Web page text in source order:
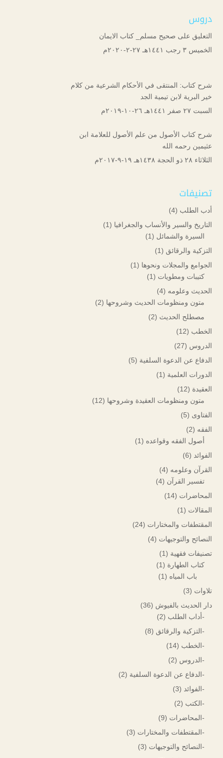
دروس
التعليق على صحيح مسلم_ كتاب الايمان
الخميس ۳ رجب ۱٤٤۱هـ ۲۷-۲-۲۰۲۰م
شرح كتاب: المنتقى في الأحكام الشرعية من كلام
خير البرية لابن تيمية الجد
السبت ۲۷ صفر ۱٤٤۱هـ ۲٦-۱۰-۲۰۱۹م
شرح كتاب الأصول من علم الأصول للعلامة ابن
عثيمين رحمه الله
الثلاثاء ۲۸ ذو الحجة ۱٤۳۸هـ ۱۹-۹-۲۰۱۷م
تصنيفات
أدب الطلب (4)
التاريخ والسير والأنساب والجغرافيا (1)
السيرة والشمائل (1)
التزكية والرقائق (1)
الجوامع والمجلات ونحوها (1)
كتيبات ومطويات (1)
الحديث وعلومه (4)
متون ومنظومات الحديث وشروحها (2)
مصطلح الحديث (2)
الخطب (12)
الدروس (27)
الدفاع عن الدعوة السلفية (5)
الدورات العلمية (1)
العقيدة (12)
متون ومنظومات العقيدة وشروحها (12)
الفتاوى (5)
الفقه (2)
أصول الفقه وقواعده (1)
الفوائد (6)
القرآن وعلومه (4)
تفسير القرآن (4)
المحاضرات (14)
المقالات (1)
المقتطفات والمختارات (24)
النصائح والتوجيهات (4)
تصنيفات فقهية (1)
كتاب الطهارة (1)
باب المياه (1)
تلاوات (3)
دار الحديث بالفيوش (36)
-أداب الطلب (2)
-التزكية والرقائق (8)
-الخطب (14)
-الدروس (2)
-الدفاع عن الدعوة السلفية (2)
-الفوائد (3)
-الكتب (2)
-المحاضرات (9)
-المقتطفات والمختارات (3)
-النصائح والتوجيهات (3)